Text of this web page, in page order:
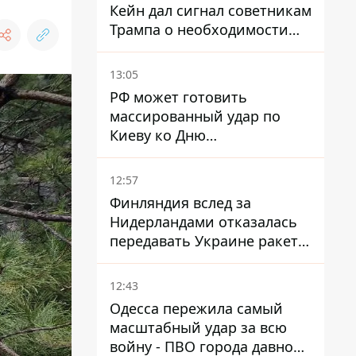
Кейн дал сигнал советникам
Трампа о необходимости
заканчивать войну с
Ираном – СМИ
13:05
РФ может готовить
массированный удар по
Киеву ко Дню
Независимости - Институт
изучения войны
12:57
Финляндия вслед за
Нидерландами отказалась
передавать Украине ракеты
ПВО Patriot
12:43
Одесса пережила самый
масштабный удар за всю
войну - ПВО города давно